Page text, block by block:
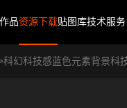
作品资源下载贴图库技术服务
科幻科技感蓝色元素背景科